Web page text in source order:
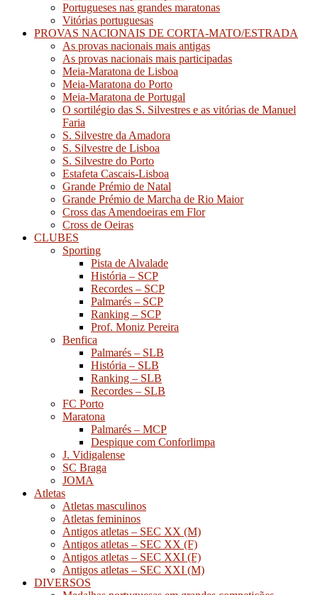
Portugueses nas grandes maratonas
Vitórias portuguesas
PROVAS NACIONAIS DE CORTA-MATO/ESTRADA
As provas nacionais mais antigas
As provas nacionais mais participadas
Meia-Maratona de Lisboa
Meia-Maratona do Porto
Meia-Maratona de Portugal
O sortilégio das S. Silvestres e as vitórias de Manuel
Faria
S. Silvestre da Amadora
S. Silvestre de Lisboa
S. Silvestre do Porto
Estafeta Cascais-Lisboa
Grande Prémio de Natal
Grande Prémio de Marcha de Rio Maior
Cross das Amendoeiras em Flor
Cross de Oeiras
CLUBES
Sporting
Pista de Alvalade
História – SCP
Recordes – SCP
Palmarés – SCP
Ranking – SCP
Prof. Moniz Pereira
Benfica
Palmarés – SLB
História – SLB
Ranking – SLB
Recordes – SLB
FC Porto
Maratona
Palmarés – MCP
Despique com Conforlimpa
J. Vidigalense
SC Braga
JOMA
Atletas
Atletas masculinos
Atletas femininos
Antigos atletas – SEC XX (M)
Antigos atletas – SEC XX (F)
Antigos atletas – SEC XXI (F)
Antigos atletas – SEC XXI (M)
DIVERSOS